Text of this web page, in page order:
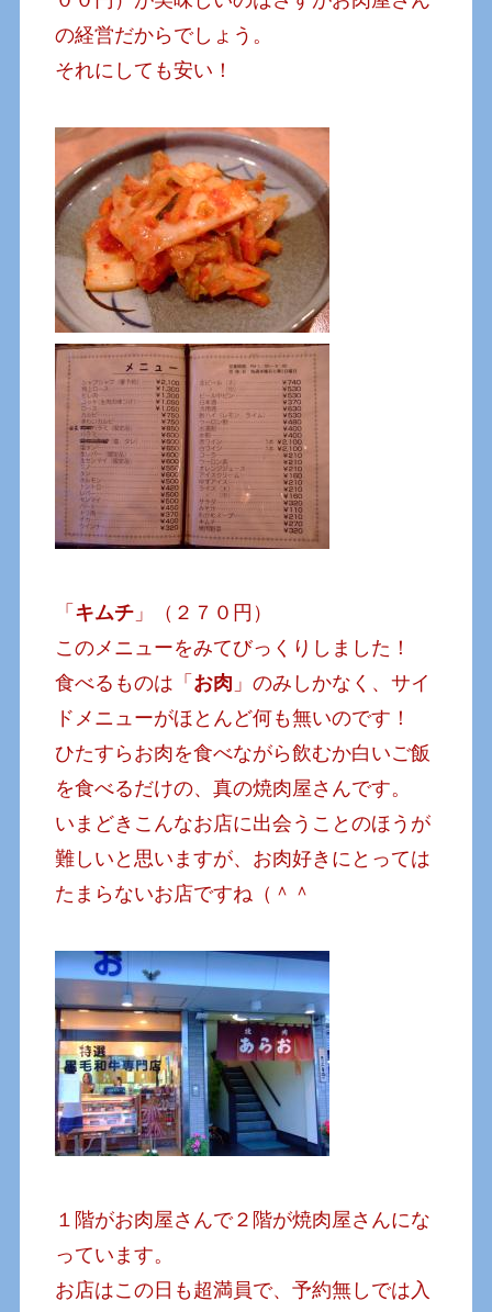
の経営だからでしょう。
それにしても安い！
「 キムチ 」（２７０円）
このメニューをみてびっくりしました！
食べるものは「 お肉 」のみしかなく、サイ
ドメニューがほとんど何も無いのです！
ひたすらお肉を食べながら飲むか白いご飯
を食べるだけの、真の焼肉屋さんです。
いまどきこんなお店に出会うことのほうが
難しいと思いますが、お肉好きにとっては
たまらないお店ですね（＾＾
１階がお肉屋さんで２階が焼肉屋さんにな
っています。
お店はこの日も超満員で、予約無しでは入